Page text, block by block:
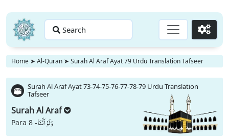
Search Go
Home ➤ Al-Quran ➤ Surah Al Araf Ayat 79 Urdu Translation Tafseer
Surah Al Araf Ayat 73-74-75-76-77-78-79 Urdu Translation
Tafseer
Surah Al Araf
Para 8 -وَ لَوْ اَنَّنَا